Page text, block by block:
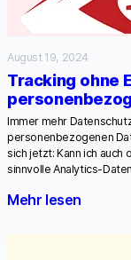
August 19, 2024
Tracking ohne
Immer mehr
personenbezogenen
sich jetzt: Kann ich
sinnvolle Analytics-
Mehr lesen